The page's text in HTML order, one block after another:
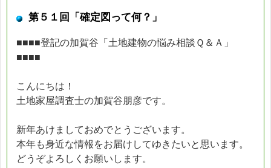
第５１回「確定図って何？」
■■■■登記の加賀谷「土地建物の悩み相談Ｑ＆Ａ」
■■■■
こんにちは！
土地家屋調査士の加賀谷朋彦です。
新年あけましておめでとうございます。
本年も身近な情報をお届けしてゆきたいと思います。
どうぞよろしくお願いします。